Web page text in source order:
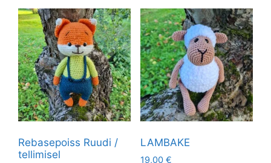
Rebasepoiss Ruudi /
tellimisel
LAMBAKE
19,00 €